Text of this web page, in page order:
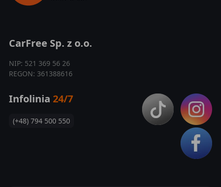
CarFree Sp. z o.o.
NIP: 521 369 56 26
REGON: 361388616
Infolinia 24/7
(+48) 794 500 550